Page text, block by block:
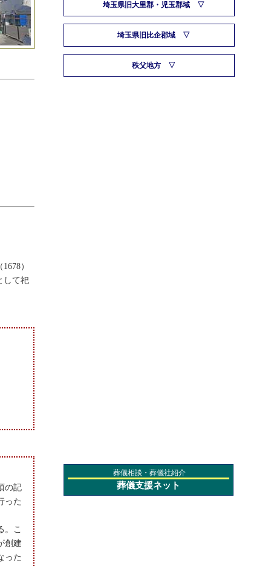
）
して祀
の記
った
。こ
創建
った
埼玉県旧大里郡・児玉郡域
埼玉県旧比企郡域
秩父地方
葬儀相談・葬儀社紹介
葬儀支援ネット